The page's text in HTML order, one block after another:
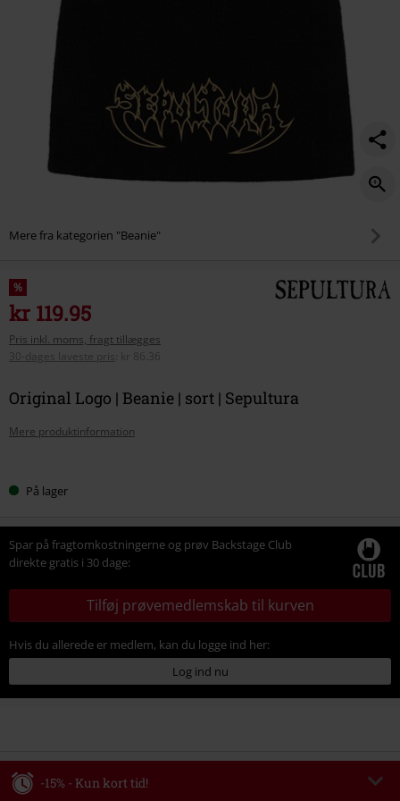
Mere fra kategorien "Beanie"
%
kr 119.95
Pris inkl. moms, fragt tillægges
30-dages laveste pris
kr 86.36
Original Logo | Beanie | sort | Sepultura
Mere produktinformation
dinPå lager
Spar på fragtomkostningerne og prøv Backstage Club
direkte gratis i 30 dage:
Tilføj prøvemedlemskab til kurven
Hvis du allerede er medlem, kan du logge ind her:
Log ind nu
-15% - Kun kort tid!